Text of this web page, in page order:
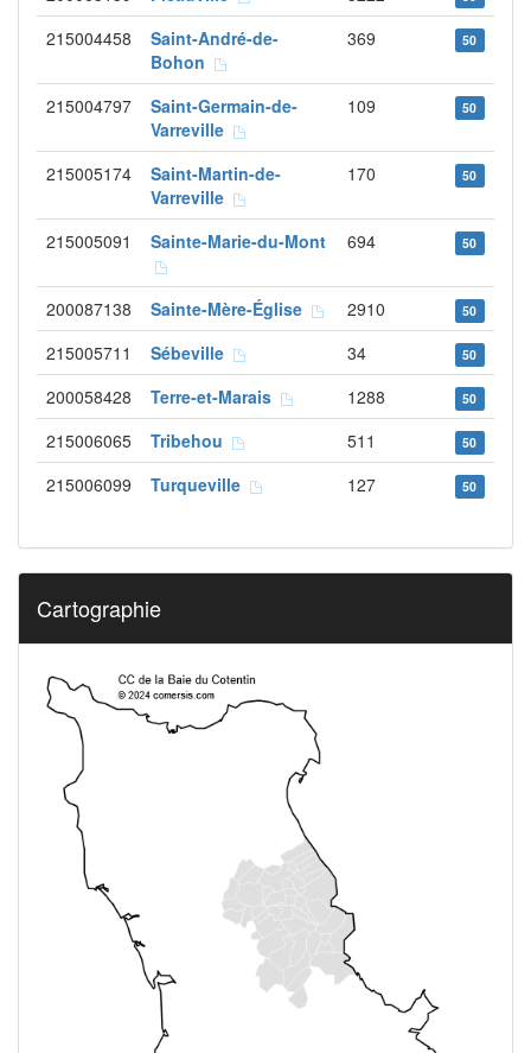
215004458
Saint-André-de-
Bohon
369 50
215004797
Saint-Germain-de-
Varreville
109 50
215005174
Saint-Martin-de-
Varreville
170 50
215005091 Sainte-Marie-du-Mont 694 50
200087138 Sainte-Mère-Église 2910 50
215005711 Sébeville 34 50
200058428 Terre-et-Marais 1288 50
215006065 Tribehou 511 50
215006099 Turqueville 127 50
Cartographie